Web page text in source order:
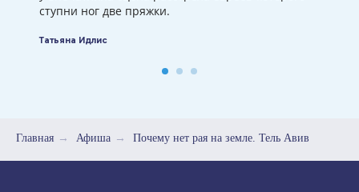
ступни ног две пряжки.
Татьяна Идлис
Главная → Афиша → Почему нет рая на земле. Тель Авив